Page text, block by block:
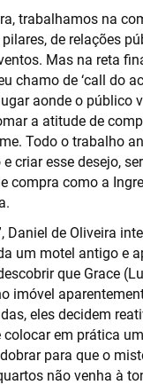
trabalhamos na
de relações
Mas na reta
chamo de ‘call do
aonde o público
a atitude de
Todo o trabalho
criar esse desejo,
compra como a
Daniel de Oliveira
um motel antigo e
que Grace
imóvel
eles decidem
em prática
para que o
não venha à